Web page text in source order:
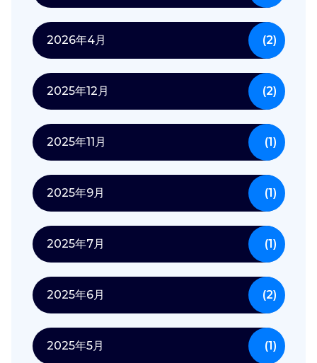
2026年4月 (2)
2025年12月 (2)
2025年11月 (1)
2025年9月 (1)
2025年7月 (1)
2025年6月 (2)
2025年5月 (1)